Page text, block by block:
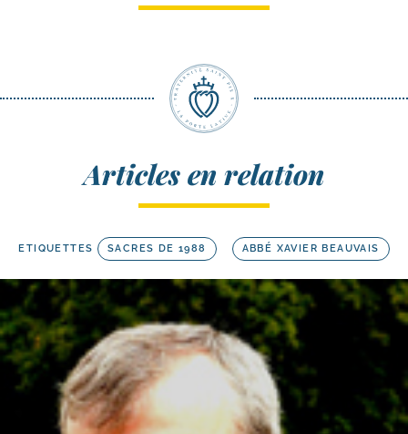
Articles en relation
ETIQUETTES SACRES DE 1988 ABBÉ XAVIER BEAUVAIS